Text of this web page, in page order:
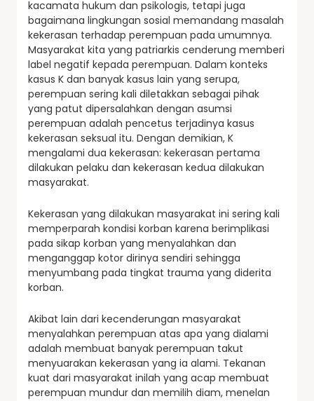
kacamata hukum dan psikologis, tetapi juga
bagaimana lingkungan sosial memandang masalah
kekerasan terhadap perempuan pada umumnya.
Masyarakat kita yang patriarkis cenderung memberi
label negatif kepada perempuan. Dalam konteks
kasus K dan banyak kasus lain yang serupa,
perempuan sering kali diletakkan sebagai pihak
yang patut dipersalahkan dengan asumsi
perempuan adalah pencetus terjadinya kasus
kekerasan seksual itu. Dengan demikian, K
mengalami dua kekerasan: kekerasan pertama
dilakukan pelaku dan kekerasan kedua dilakukan
masyarakat.
Kekerasan yang dilakukan masyarakat ini sering kali
memperparah kondisi korban karena berimplikasi
pada sikap korban yang menyalahkan dan
menganggap kotor dirinya sendiri sehingga
menyumbang pada tingkat trauma yang diderita
korban.
Akibat lain dari kecenderungan masyarakat
menyalahkan perempuan atas apa yang dialami
adalah membuat banyak perempuan takut
menyuarakan kekerasan yang ia alami. Tekanan
kuat dari masyarakat inilah yang acap membuat
perempuan mundur dan memilih diam, menelan